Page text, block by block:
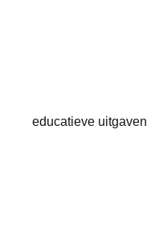
educatieve uitgaven